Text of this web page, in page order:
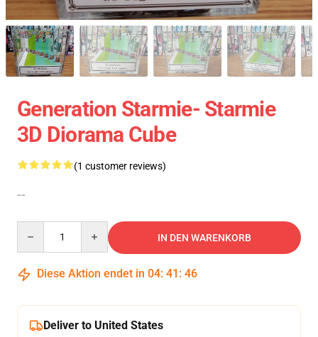
Generation Starmie- Starmie
3D Diorama Cube
(1 customer reviews)
--
IN DEN WARENKORB
Diese Aktion endet in 04: 41 : 45
Deliver to United States